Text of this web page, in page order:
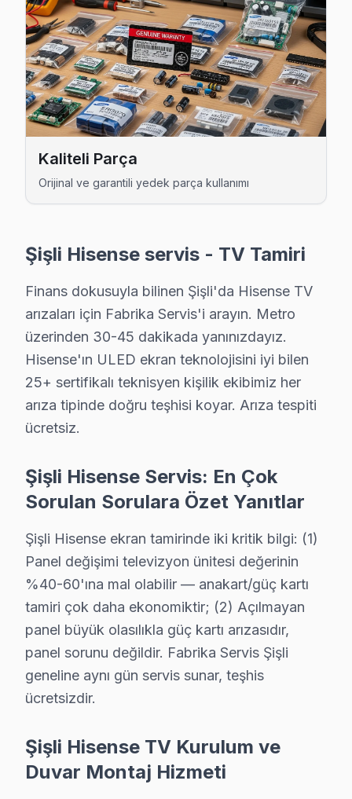
İnönü Hisense Servis
Hisense TV'niz İnönü'de arıza yaptıysa taşımanıza
Hisense Servis Merkezi →
İzzet Paşa Hisense Servis
Şişli'da İzzet Paşa bölgesindeki Hisense kullanıcılarına
İzzet Paşa Hisense Açılmıyor Arıza →
Kaptanpaşa Hisense Servis
Şişli'da Kaptanpaşa mahallesi Hisense kullanıcıları arıza
Kuştepe Hisense Servis
Mahmut Şevket Paşa Hisense Servis
Mahmut Şevket Paşa bölgesindeki Hisense kullanıcıları
Mahmut Şevket Paşa Hisense Açılmıyor Arıza →
Mecidiyeköy Hisense Servis
Şişli TV Servis Merkezi →
Meşrutiyet Hisense Servis
Nişantaşı Hisense Servis
Nişantaşı mahallesi Hisense TV servisi için ön
Nişantaşı Hisense Açılmıyor Arıza →
Osmanbey Hisense Servis
Paşa Hisense Servis
Hisense marka TV'niz Paşa'de çalışmıyorsa teknik
Kaliteli Parça
Orijinal ve garantili yedek parça kullanımı
Şişli Hisense servis - TV Tamiri
Finans dokusuyla bilinen Şişli'da Hisense TV
arızaları için Fabrika Servis'i arayın. Metro
üzerinden 30-45 dakikada yanınızdayız.
Hisense'ın ULED ekran teknolojisini iyi bilen
25+ sertifikalı teknisyen kişilik ekibimiz her
arıza tipinde doğru teşhisi koyar. Arıza tespiti
ücretsiz.
Şişli Hisense Servis: En Çok
Sorulan Sorulara Özet Yanıtlar
Şişli Hisense ekran tamirinde iki kritik bilgi: (1)
Panel değişimi televizyon ünitesi değerinin
%40-60'ına mal olabilir — anakart/güç kartı
tamiri çok daha ekonomiktir; (2) Açılmayan
panel büyük olasılıkla güç kartı arızasıdır,
panel sorunu değildir. Fabrika Servis Şişli
geneline aynı gün servis sunar, teşhis
ücretsizdir.
Şişli Hisense TV Kurulum ve
Duvar Montaj Hizmeti